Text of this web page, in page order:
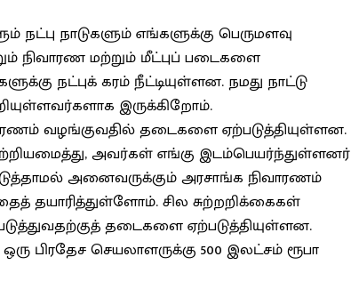
நட்பு நாடுகளும் எங்களுக்கு பெருமளவு
நிவாரண மற்றும் மீட்புப் படைகளை
நட்புக் கரம் நீட்டியுள்ளன. நமது நாட்டு
இருக்கிறோம்.
வழங்குவதில் தடைகளை ஏற்படுத்தியுள்ளன.
அவர்கள் எங்கு இடம்பெயர்ந்துள்ளனர்
அனைவருக்கும் அரசாங்க நிவாரணம்
தயாரித்துள்ளோம். சில சுற்றறிக்கைகள்
தடைகளை ஏற்படுத்தியுள்ளன.
பிரதேச செயலாளருக்கு 500 இலட்சம் ரூபா